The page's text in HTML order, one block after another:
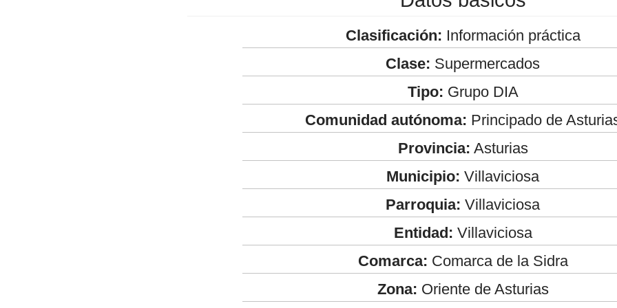
Clasificación: Información práctica
Clase: Supermercados
Tipo: Grupo DIA
Comunidad autónoma: Principado de
Provincia: Asturias
Municipio: Villaviciosa
Parroquia: Villaviciosa
Entidad: Villaviciosa
Comarca: Comarca de la Sidra
Zona: Oriente de Asturias